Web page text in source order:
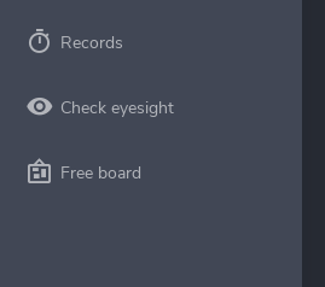
Records
Check eyesight
Free board